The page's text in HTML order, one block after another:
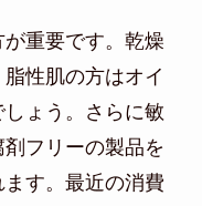
重要です。乾燥
性肌の方はオイ
ょう。さらに敏
フリーの製品を
す。最近の消費